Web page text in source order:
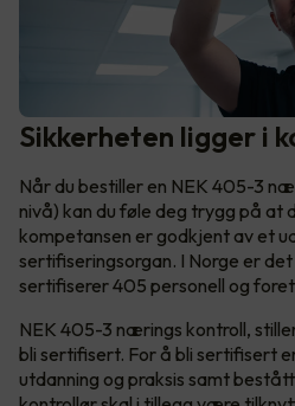
Sikkerheten ligger i
Når du bestiller en NEK 405-3
nivå) kan du føle deg trygg på at
kompetansen er godkjent av et
sertifiseringsorgan. I Norge er
sertifiserer 405 personell og
NEK 405-3 nærings kontroll,
bli sertifisert. For å bli sertifisert
utdanning og praksis samt